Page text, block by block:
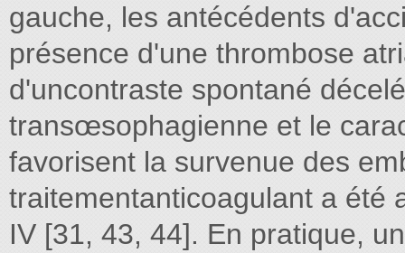
gauche, les antécédents
présence d'une thrombose
d'uncontraste spontané
transœsophagienne et le
favorisent la survenue des
traitementanticoagulant a été
IV [31, 43, 44]. En pratique,